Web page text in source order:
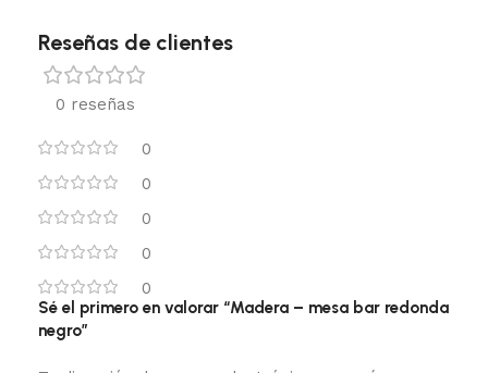
Reseñas de clientes
0 reseñas
0
0
0
0
0
Sé el primero en valorar “Madera – mesa bar redonda
negro”